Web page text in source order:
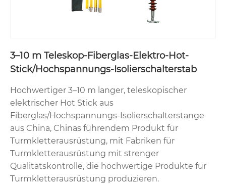
3–10 m Teleskop-Fiberglas-Elektro-Hot-
Stick/Hochspannungs-Isolierschalterstab
Hochwertiger 3–10 m langer, teleskopischer
elektrischer Hot Stick aus
Fiberglas/Hochspannungs-Isolierschalterstange
aus China, Chinas führendem Produkt für
Turmkletterausrüstung, mit Fabriken für
Turmkletterausrüstung mit strenger
Qualitätskontrolle, die hochwertige Produkte für
Turmkletterausrüstung produzieren.